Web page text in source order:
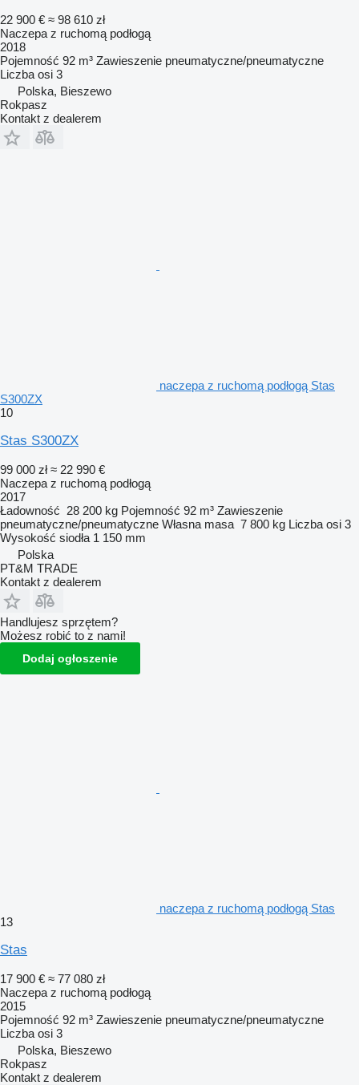
22 900 € ≈ 98 610 zł
Naczepa z ruchomą podłogą
2018
Pojemność 92 m³ Zawieszenie pneumatyczne/pneumatyczne
Liczba osi 3
Polska, Bieszewo
Rokpasz
Kontakt z dealerem
naczepa z ruchomą podłogą Stas
S300ZX
10
Stas S300ZX
99 000 zł ≈ 22 990 €
Naczepa z ruchomą podłogą
2017
Ładowność 28 200 kg Pojemność 92 m³ Zawieszenie
pneumatyczne/pneumatyczne Własna masa 7 800 kg Liczba osi 3
Wysokość siodła 1 150 mm
Polska
PT&M TRADE
Kontakt z dealerem
Handlujesz sprzętem?
Możesz robić to z nami!
Dodaj ogłoszenie
naczepa z ruchomą podłogą Stas
13
Stas
17 900 € ≈ 77 080 zł
Naczepa z ruchomą podłogą
2015
Pojemność 92 m³ Zawieszenie pneumatyczne/pneumatyczne
Liczba osi 3
Polska, Bieszewo
Rokpasz
Kontakt z dealerem